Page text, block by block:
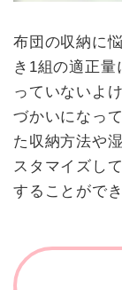
布団の収納に
き1組の適正
っていないよ
づかいになっ
た収納方法や
スタマイズし
することがで